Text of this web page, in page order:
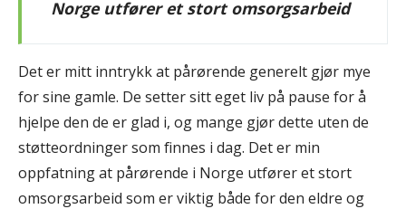
Norge utfører et stort omsorgsarbeid
Det er mitt inntrykk at pårørende generelt gjør mye
for sine gamle. De setter sitt eget liv på pause for å
hjelpe den de er glad i, og mange gjør dette uten de
støtteordninger som finnes i dag. Det er min
oppfatning at pårørende i Norge utfører et stort
omsorgsarbeid som er viktig både for den eldre og